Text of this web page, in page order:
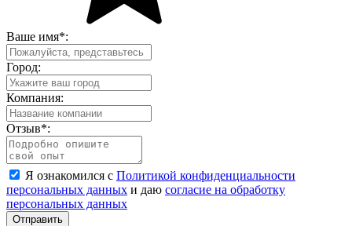
Ваше имя*:
Город:
Компания:
Отзыв*:
Я ознакомился с Политикой конфиденциальности
персональных данных и даю согласие на обработку
персональных данных
Отправить